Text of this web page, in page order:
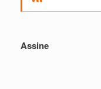
Assine